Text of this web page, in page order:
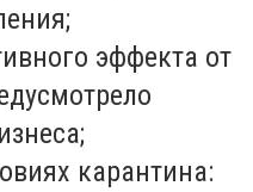
эффекта от
карантина: